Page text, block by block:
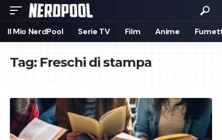
Il Mio NerdPool Serie TV Film Anime
Tag: Freschi di stampa